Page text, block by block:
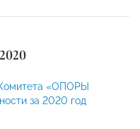
«ОПОРЫ
за 2020 год